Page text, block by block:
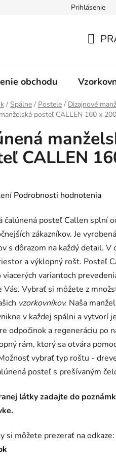
Ochrana osobných údajov
Prihlásenie
KOŠÍK
obchodu
/ Spálne / Postele / Dizajnové
posteľ CALLEN 160 x 200
CALLEN
Podrobnosti hodnotenia
čalúnená posteľ Callen splní
zákazníkov. Je
s dôrazom na každý detail. V
a výklopný rošt. Posteľ
viacerých variantoch
Vás. Vybrať si môžete z
vzorkovníkov. Naša
v každej spálni a vytvorí
odpočinok a regeneráciu po
rám, ktorý sa otvára
vybrať typ roštu -
posteľ s prešívaným
látky zadajte do
si môžete prezerať na odkaze: